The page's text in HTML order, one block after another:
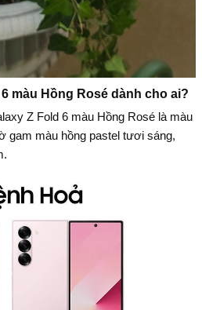
màu Hồng Rosé dành cho ai?
Z Fold 6 màu Hồng Rosé là màu
gam màu hồng pastel tươi sáng,